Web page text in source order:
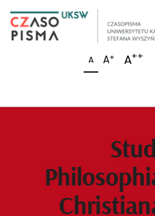
A A+ A++